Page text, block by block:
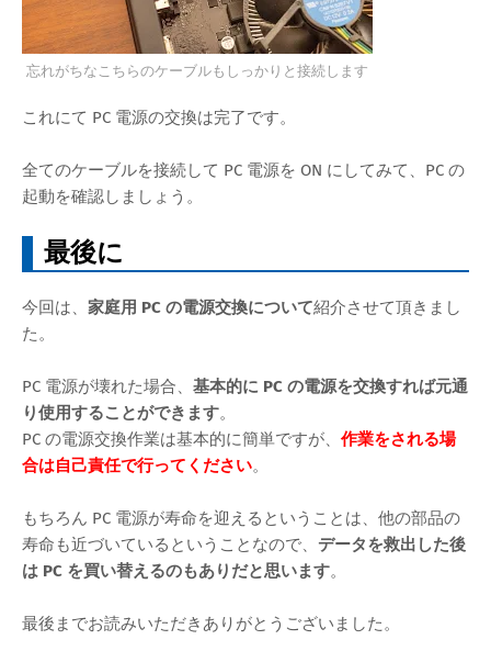
忘れがちなこちらのケーブルもしっかりと接続します
これにて PC 電源の交換は完了です。
全てのケーブルを接続して PC 電源を ON にしてみて、PC の
起動を確認しましょう。
最後に
今回は、 家庭用 PC の電源交換について紹介させて頂きまし
た。
PC 電源が壊れた場合、 基本的に PC の電源を交換すれば元通
り使用することができます。
PC の電源交換作業は基本的に簡単ですが、 作業をされる場
合は自己責任で行ってください。
もちろん PC 電源が寿命を迎えるということは、他の部品の
寿命も近づいているということなので、 データを救出した後
は PC を買い替えるのもありだと思います。
最後までお読みいただきありがとうございました。